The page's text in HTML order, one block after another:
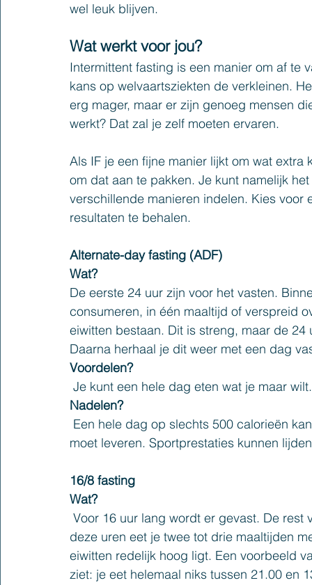
wel leuk blijven.
Wat werkt voor jou?
Intermittent fasting is een manier om af
kans op welvaartsziekten de verkleinen.
erg mager, maar er zijn genoeg mensen
werkt? Dat zal je zelf moeten ervaren.
Als IF je een fijne manier lijkt om wat
om dat aan te pakken. Je kunt namelijk
verschillende manieren indelen. Kies
resultaten te behalen.
Alternate-day fasting (ADF)
Wat?
De eerste 24 uur zijn voor het vasten.
consumeren, in één maaltijd of verspreid
eiwitten bestaan. Dit is streng, maar de
Daarna herhaal je dit weer met een dag
Voordelen?
Je kunt een hele dag eten wat je maar wilt.
Nadelen?
moet leveren. Sportprestaties kunnen
16/8 fasting
Wat?
deze uren eet je twee tot drie maaltijden
eiwitten redelijk hoog ligt. Een voorbeeld
ziet: je eet helemaal niks tussen 21.00 en